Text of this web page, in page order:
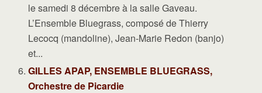
le samedi 8 décembre à la salle Gaveau.
L’Ensemble Bluegrass, composé de Thierry
Lecocq (mandoline), Jean-Marie Redon (banjo)
et...
GILLES APAP, ENSEMBLE BLUEGRASS,
Orchestre de Picardie